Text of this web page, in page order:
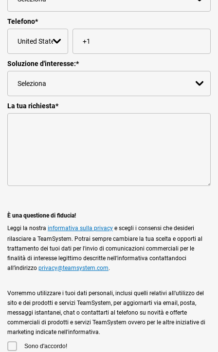
Telefono*
Soluzione d'interesse:*
La tua richiesta*
È una questione di fiducia!
Leggi la nostra informativa sulla privacy e scegli i consensi che desideri
rilasciare a TeamSystem. Potrai sempre cambiare la tua scelta e opporti al
trattamento dei tuoi dati per l'invio di comunicazioni commerciali per le
finalità di interesse legittimo descritte nell’informativa contattandoci
all’indirizzo privacy@teamsystem.com.
Vorremmo utilizzare i tuoi dati personali, inclusi quelli relativi all'utilizzo del
sito e dei prodotti e servizi TeamSystem, per aggiornarti via email, posta,
messaggi istantanei, chat o contattarti al telefono su novità e offerte
commerciali di prodotti e servizi TeamSystem ovvero per le altre iniziative di
marketing indicate nell'informativa.
Sono d'accordo!